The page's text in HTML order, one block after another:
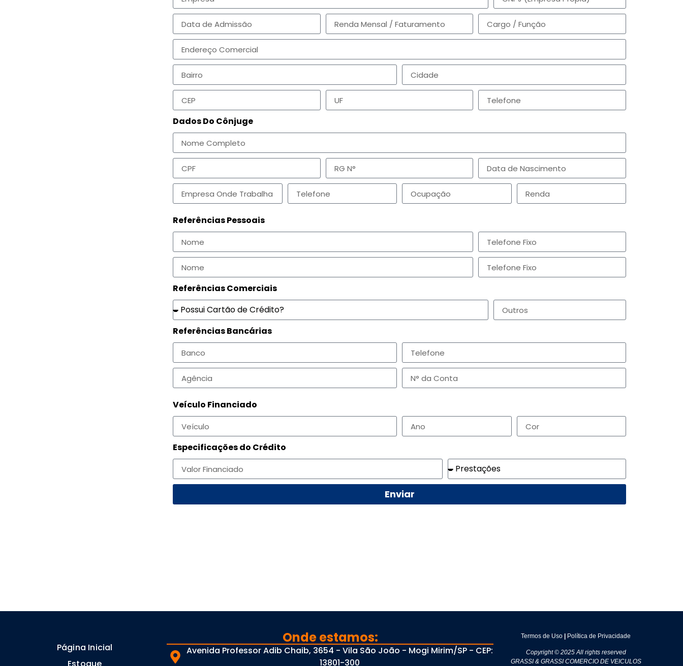
Dados Do Cônjuge
Referências Pessoais
Referências Comerciais
Referências Bancárias
Veículo Financiado
Especificações do Crédito
Enviar
Página Inicial
Onde estamos:
Avenida Professor Adib Chaib, 3654 - Vila São João - Mogi Mirim/SP - CEP:
13801-300
Termos de Uso Política de Privacidade
Copyright © 2025 All rights reserved
GRASSI & GRASSI COMERCIO DE VEICULOS